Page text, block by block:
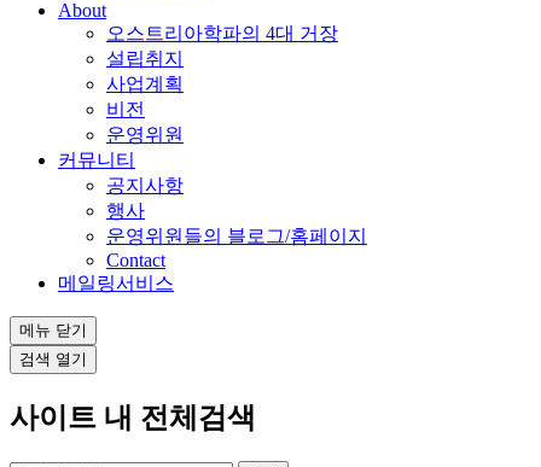
About
오스트리아학파의 4대 거장
설립취지
사업계획
비전
운영위원
커뮤니티
공지사항
행사
운영위원들의 블로그/홈페이지
Contact
메일링서비스
메뉴 닫기
검색 열기
사이트 내 전체검색